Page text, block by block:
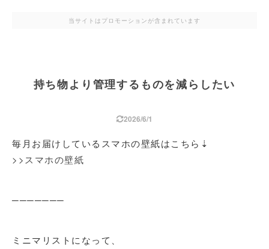
当サイトはプロモーションが含まれています
持ち物より管理するものを減らしたい
2026/6/1
毎月お届けしているスマホの壁紙はこちら⇣
>>スマホの壁紙
───────
ミニマリストになって、